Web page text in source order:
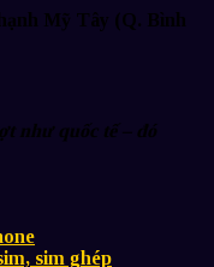
Mỹ Tây (Q. Bình
như quốc tế – đó
sim ghép